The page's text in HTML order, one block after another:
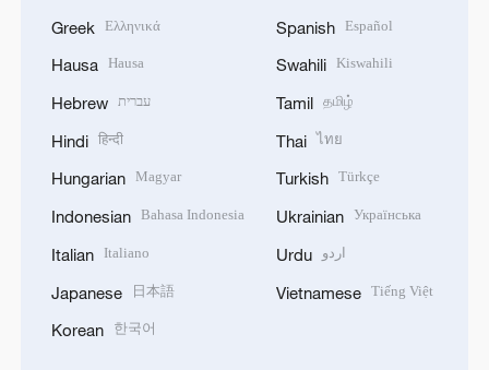
Greek Ελληνικά
Hausa Hausa
Hebrew עברית
Hindi हिन्दी
Hungarian Magyar
Indonesian Bahasa Indonesia
Italian Italiano
Japanese 日本語
Korean 한국어
Spanish Español
Swahili Kiswahili
Tamil தமிழ்
Thai ไทย
Turkish Türkçe
Ukrainian Українська
Urdu اردو
Vietnamese Tiếng Việt